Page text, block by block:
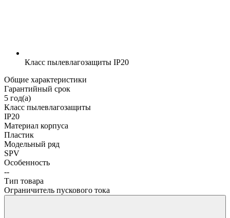
Класс пылевлагозащиты IP20
Общие характеристики
Гарантийный срок
5 год(а)
Класс пылевлагозащиты
IP20
Материал корпуса
Пластик
Модельный ряд
SPV
Особенность
--
Тип товара
Ограничитель пускового тока